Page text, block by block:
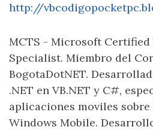
http://
MCTS - Microsoft
Specialist. Miembro del
BogotaDotNET.
.NET en VB.NET y C#,
aplicaciones moviles sobre
Windows Mobile.